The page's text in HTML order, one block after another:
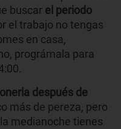
buscar el periodo
el trabajo no tengas
en casa,
prográmala para
después de
más de pereza, pero
medianoche tienes